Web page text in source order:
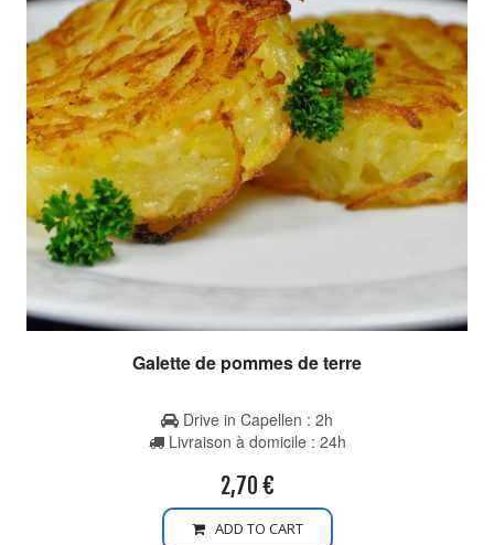
Galette de pommes de terre
Drive in Capellen : 2h
Livraison à domicile : 24h
2,70 €
ADD TO CART